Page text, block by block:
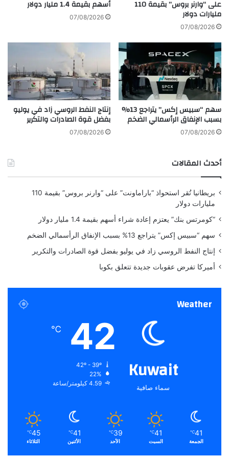
"
b
s
h
a
m
s
"
ل
ع
ل
م
ت
ه
ا
ا
ل
ت
ج
ا
ة
على “وارنر بروس” بقيمة 110
مليارات دولار
07/08/2026
أسهم بقيمة 1.4 مليار دولار
07/08/2026
سهم “سبيس إكس” يتراجع 13%
بسبب الإنفاق الرأسمالي الضخم
07/08/2026
إنتاج النفط الروسي زاد في يوليو
بفضل قوة الصادرات والتكرير
07/08/2026
أحدث المقالات
بريطانيا تُقر استحواذ “باراماونت” على “وارنر بروس” بقيمة 110
مليارات دولار
“كومرتس بنك” يعتزم إعادة شراء أسهم بقيمة 1.4 مليار دولار
سهم “سبيس إكس” يتراجع 13% بسبب الإنفاق الرأسمالي الضخم
إنتاج النفط الروسي زاد في يوليو بفضل قوة الصادرات والتكرير
أميركا تفرض عقوبات جديدة تتعلق بكوبا
Weather
Kuwait
سماء صافية
42
℃
22%
4.59 كيلومتر/ساعة
41
℃
الجمعة
41
℃
السبت
39
℃
الأحد
41
℃
الأثنين
45
℃
الثلاثاء